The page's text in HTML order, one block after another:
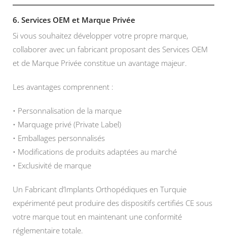
6. Services OEM et Marque Privée
Si vous souhaitez développer votre propre marque,
collaborer avec un fabricant proposant des Services OEM
et de Marque Privée constitue un avantage majeur.
Les avantages comprennent :
• Personnalisation de la marque
• Marquage privé (Private Label)
• Emballages personnalisés
• Modifications de produits adaptées au marché
• Exclusivité de marque
Un Fabricant d’Implants Orthopédiques en Turquie
expérimenté peut produire des dispositifs certifiés CE sous
votre marque tout en maintenant une conformité
réglementaire totale.